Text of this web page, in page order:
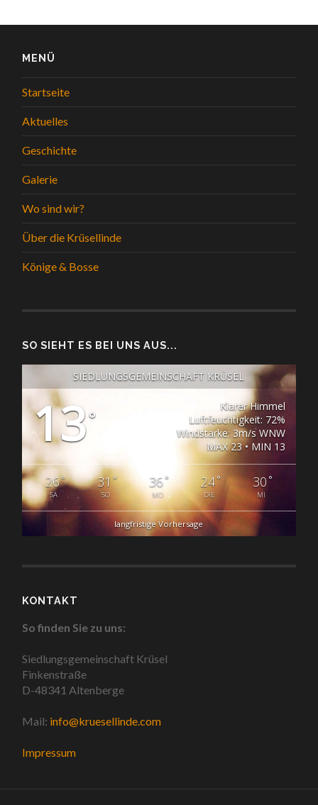
MENÜ
Startseite
Aktuelles
Geschichte
Galerie
Wo sind wir?
Über die Krüsellinde
Könige & Bosse
SO SIEHT ES BEI UNS AUS...
SIEDLUNGSGEMEINSCHAFT KRÜSEL
13°
Klarer Himmel
Luftfeuchtigkeit: 72%
Windstärke: 3m/s WNW
MAX 23 • MIN 13
26°
SA
31°
SO
36°
MO
24°
DIE
30 °
MI
langfristige Vorhersage
KONTAKT
So finden Sie zu uns:
Siedlungsgemeinschaft Krüsel
Finkenstraße
D-48341 Altenberge
Mail: info@kruesellinde.com
Impressum